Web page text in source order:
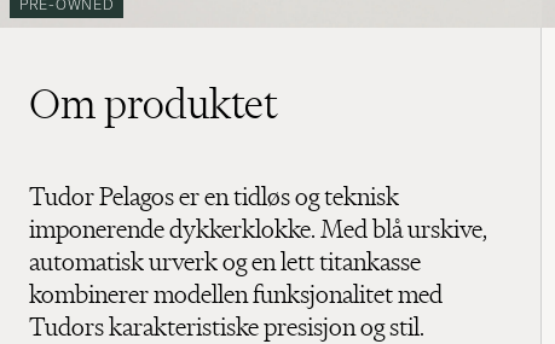
PRE-OWNED
Om produktet
Tudor Pelagos er en tidløs og teknisk
imponerende dykkerklokke. Med blå urskive,
automatisk urverk og en lett titankasse
kombinerer modellen funksjonalitet med
Tudors karakteristiske presisjon og stil.